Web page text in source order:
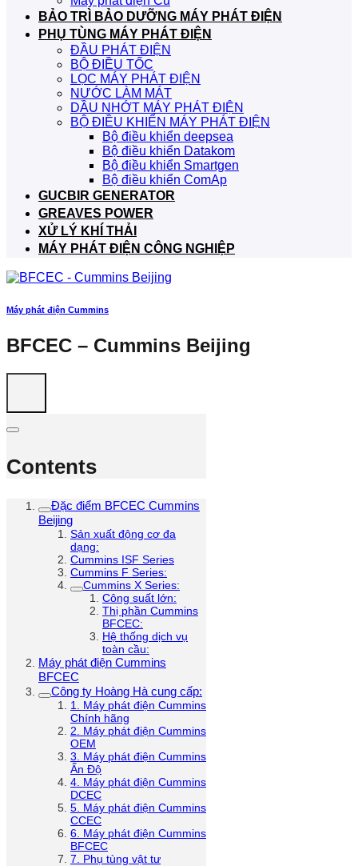
BẢO TRÌ BẢO DƯỠNG MÁY PHÁT ĐIỆN
PHỤ TÙNG MÁY PHÁT ĐIỆN
ĐẦU PHÁT ĐIỆN
BỘ ĐIỀU TỐC
LỌC MÁY PHÁT ĐIỆN
NƯỚC LÀM MÁT
DẦU NHỚT MÁY PHÁT ĐIỆN
BỘ ĐIỀU KHIỂN MÁY PHÁT ĐIỆN
Bộ điều khiển deepsea
Bộ điều khiển Datakom
Bộ điều khiển Smartgen
Bộ điều khiển ComAp
GUCBIR GENERATOR
GREAVES POWER
XỬ LÝ KHÍ THẢI
MÁY PHÁT ĐIỆN CÔNG NGHIỆP
Máy phát điện Cummins
BFCEC – Cummins Beijing
Contents
Đặc điểm BFCEC Cummins
Beijing
Sản xuất động cơ đa
dạng:
Cummins ISF Series
Cummins F Series:
Cummins X Series:
Công suất lớn:
Thị phần Cummins
BFCEC:
Hệ thống dịch vụ
toàn cầu:
Máy phát điện Cummins
BFCEC
Công ty Hoàng Hà cung cấp:
1. Máy phát điện Cummins
Chính hãng
2. Máy phát điện Cummins
OEM
3. Máy phát điện Cummins
Ấn Độ
4. Máy phát điện Cummins
DCEC
5. Máy phát điện Cummins
CCEC
6. Máy phát điện Cummins
BFCEC
7. Phụ tùng vật tư